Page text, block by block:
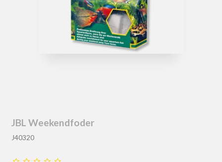
JBL Weekendfoder
J40320